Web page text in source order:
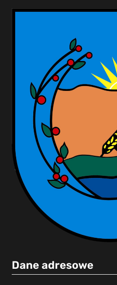
Dane adresowe